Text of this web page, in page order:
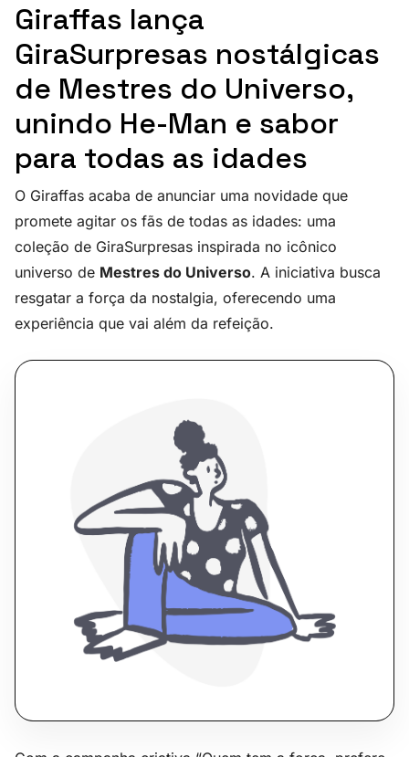
Giraffas lança
GiraSurpresas nostálgicas
de Mestres do Universo,
unindo He-Man e sabor
para todas as idades
O Giraffas acaba de anunciar uma novidade que
promete agitar os fãs de todas as idades: uma
coleção de GiraSurpresas inspirada no icônico
universo de Mestres do Universo. A iniciativa busca
resgatar a força da nostalgia, oferecendo uma
experiência que vai além da refeição.